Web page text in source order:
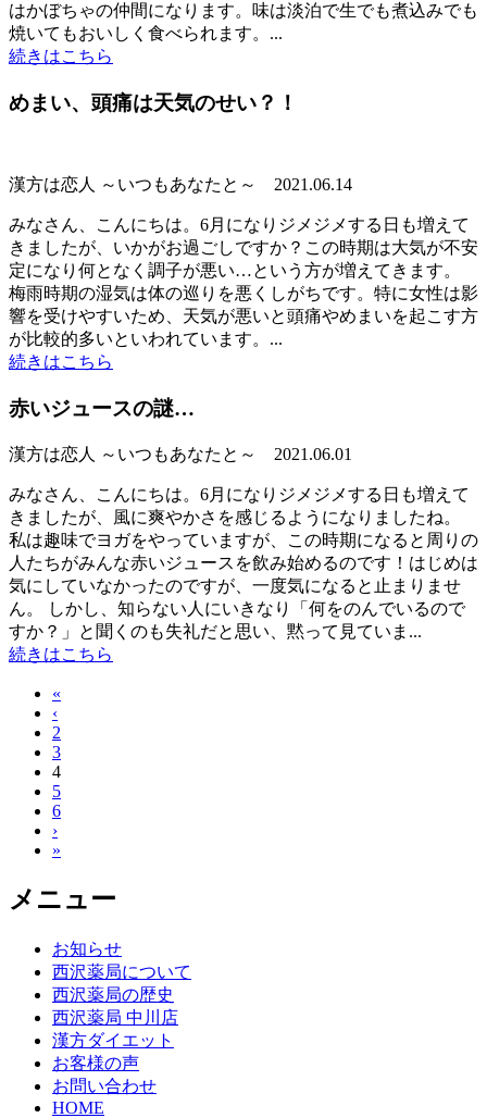
はかぼちゃの仲間になります。味は淡泊で生でも煮込みでも
焼いてもおいしく食べられます。...
続きはこちら
めまい、頭痛は天気のせい？！
漢方は恋人 ～いつもあなたと～ 2021.06.14
みなさん、こんにちは。6月になりジメジメする日も増えて
きましたが、いかがお過ごしですか？この時期は大気が不安
定になり何となく調子が悪い…という方が増えてきます。
梅雨時期の湿気は体の巡りを悪くしがちです。特に女性は影
響を受けやすいため、天気が悪いと頭痛やめまいを起こす方
が比較的多いといわれています。...
続きはこちら
赤いジュースの謎…
漢方は恋人 ～いつもあなたと～ 2021.06.01
みなさん、こんにちは。6月になりジメジメする日も増えて
きましたが、風に爽やかさを感じるようになりましたね。
私は趣味でヨガをやっていますが、この時期になると周りの
人たちがみんな赤いジュースを飲み始めるのです！はじめは
気にしていなかったのですが、一度気になると止まりませ
ん。 しかし、知らない人にいきなり「何をのんでいるので
すか？」と聞くのも失礼だと思い、黙って見ていま...
続きはこちら
«
‹
2
3
4
5
6
›
»
メニュー
お知らせ
西沢薬局について
西沢薬局の歴史
西沢薬局 中川店
漢方ダイエット
お客様の声
お問い合わせ
HOME